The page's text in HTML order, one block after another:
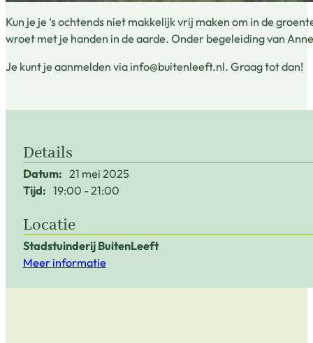
Kun je je ‘s ochtends niet makkelijk vrij maken om in de
wroet met je handen in de aarde. Onder begeleiding van
Je kunt je aanmelden via info@buitenleeft.nl. Graag tot dan!
Details
Datum: 21 mei 2025
Tijd: 19:00 21:00
Locatie
Stadstuinderij BuitenLeeft
Meer informatie